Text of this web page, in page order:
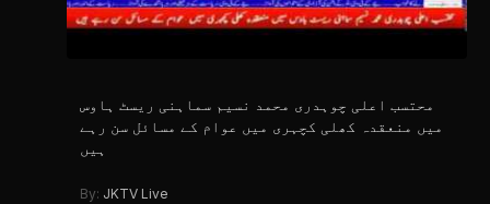
محتسب اعلی چوہدری محمد نسیم سماہنی ریسٹ ہاوس
میں منعقدہ کھلی کچہری میں عوام کے مسائل سن رہے
ہیں
By: JKTV Live